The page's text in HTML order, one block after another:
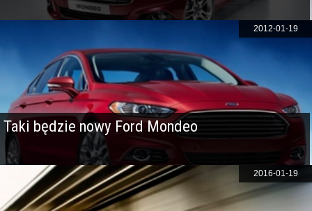
Taki będzie nowy Ford Mondeo
2012-01-19
2016-01-19